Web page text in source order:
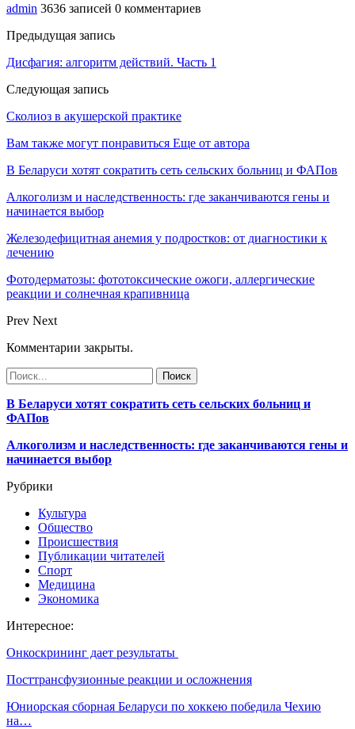
admin 3636 записей 0 комментариев
Предыдущая запись
Дисфагия: алгоритм действий. Часть 1
Следующая запись
Сколиоз в акушерской практике
Вам также могут понравиться Еще от автора
В Беларуси хотят сократить сеть сельских больниц и ФАПов
Алкоголизм и наследственность: где заканчиваются гены и
начинается выбор
Железодефицитная анемия у подростков: от диагностики к
лечению
Фотодерматозы: фототоксические ожоги, аллергические
реакции и солнечная крапивница
Prev Next
Комментарии закрыты.
В Беларуси хотят сократить сеть сельских больниц и
ФАПов
Алкоголизм и наследственность: где заканчиваются гены и
начинается выбор
Рубрики
Культура
Общество
Происшествия
Публикации читателей
Спорт
Медицина
Экономика
Интересное:
Онкоскрининг дает результаты
Посттрансфузионные реакции и осложнения
Юниорская сборная Беларуси по хоккею победила Чехию
на…